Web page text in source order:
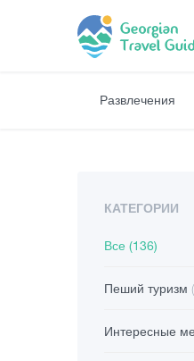
Развлечения
КАТЕГОРИИ
Все (136)
Пеший туризм
Интересные